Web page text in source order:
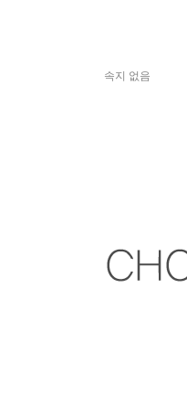
속지 없음